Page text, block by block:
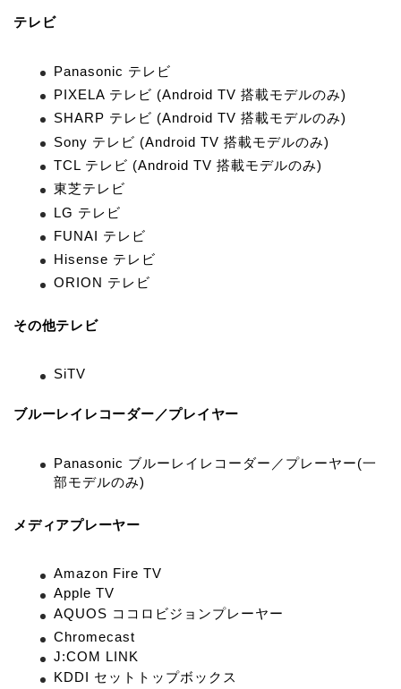
テレビ
Panasonic テレビ
PIXELA テレビ (Android TV 搭載モデルのみ)
SHARP テレビ (Android TV 搭載モデルのみ)
Sony テレビ (Android TV 搭載モデルのみ)
TCL テレビ (Android TV 搭載モデルのみ)
東芝テレビ
LG テレビ
FUNAI テレビ
Hisense テレビ
ORION テレビ
その他テレビ
SiTV
ブルーレイレコーダー／プレイヤー
Panasonic ブルーレイレコーダー／プレーヤー(一
部モデルのみ)
メディアプレーヤー
Amazon Fire TV
Apple TV
AQUOS ココロビジョンプレーヤー
Chromecast
J:COM LINK
KDDI セットトップボックス